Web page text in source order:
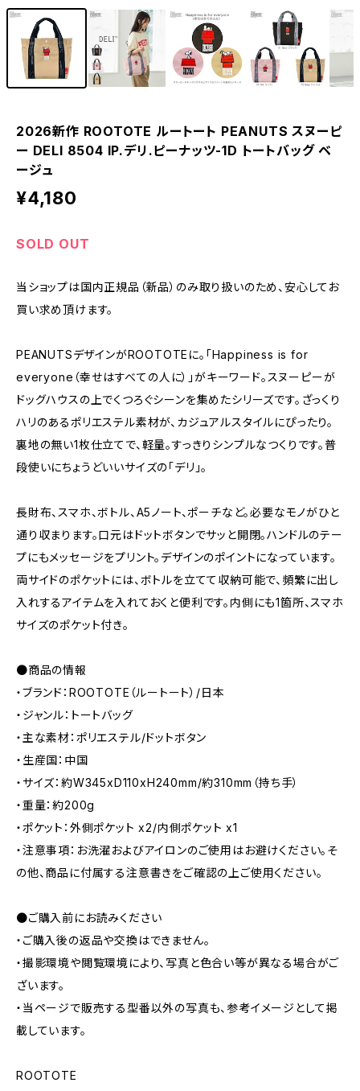
2026新作 ROOTOTE ルートート PEANUTS スヌーピ
ー DELI 8504 IP.デリ.ピーナッツ-1D トートバッグ ベ
ージュ
¥4,180
SOLD OUT
当ショップは国内正規品（新品）のみ取り扱いのため、安心してお
買い求め頂けます。
PEANUTSデザインがROOTOTEに。「Happiness is for
everyone（幸せはすべての人に）」がキーワード。スヌーピーが
ドッグハウスの上でくつろぐシーンを集めたシリーズです。ざっくり
ハリのあるポリエステル素材が、カジュアルスタイルにぴったり。
裏地の無い1枚仕立てで、軽量。すっきりシンプルなつくりです。普
段使いにちょうどいいサイズの「デリ」。
長財布、スマホ、ボトル、A5ノート、ポーチなど。必要なモノがひと
通り収まります。口元はドットボタンでサッと開閉。ハンドルのテー
プにもメッセージをプリント。デザインのポイントになっています。
両サイドのポケットには、ボトルを立てて収納可能で、頻繁に出し
入れするアイテムを入れておくと便利です。内側にも1箇所、スマホ
サイズのポケット付き。
●商品の情報
・ブランド：ROOTOTE（ルートート）/日本
・ジャンル：トートバッグ
・主な素材：ポリエステル/ドットボタン
・生産国：中国
・サイズ：約W345xD110xH240mm/約310mm（持ち手）
・重量：約200g
・ポケット：外側ポケット x2/内側ポケット x1
・注意事項：お洗濯およびアイロンのご使用はお避けください。そ
の他、商品に付属する注意書きをご確認の上ご使用ください。
●ご購入前にお読みください
・ご購入後の返品や交換はできません。
・撮影環境や閲覧環境により、写真と色合い等が異なる場合がご
ざいます。
・当ページで販売する型番以外の写真も、参考イメージとして掲
載しています。
ROOTOTE